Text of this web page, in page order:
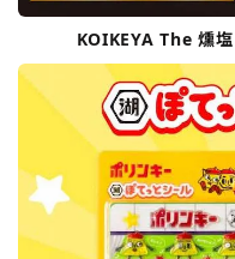
KOIKEYA The 燻